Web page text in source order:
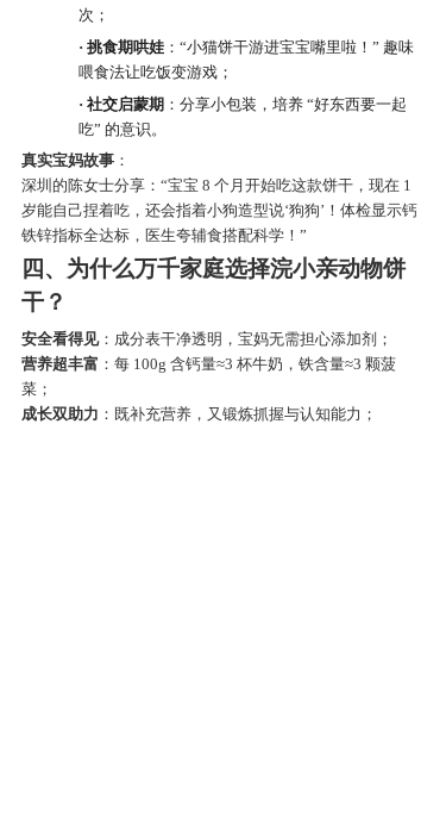
次；
· 挑食期哄娃： “小猫饼干游进宝宝嘴里啦！ ” 趣味
喂食法让吃饭变游戏；
· 社交启蒙期：分享小包装，培养 “好东西要一起
吃” 的意识。
真实宝妈故事：
深圳的陈女士分享： “宝宝 8 个月开始吃这款饼干，现在 1
岁能自己捏着吃，还会指着小狗造型说‘狗狗’！体检显示钙
铁锌指标全达标，医生夸辅食搭配科学！”
四、为什么万千家庭选择浣小亲动物饼
干？
安全看得见：成分表干净透明，宝妈无需担心添加剂；
营养超丰富 ：每 100g 含钙量≈3 杯牛奶，铁含量≈3 颗菠
菜；
成长双助力 ：既补充营养，又锻炼抓握与认知能力；